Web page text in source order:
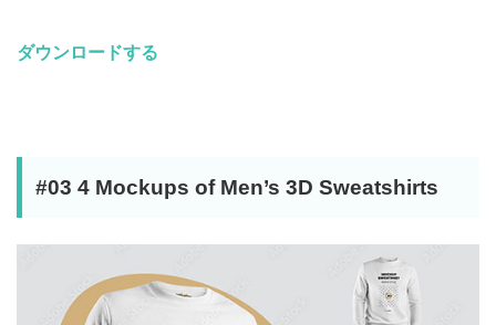
ダウンロードする
#03 4 Mockups of Men’s 3D Sweatshirts